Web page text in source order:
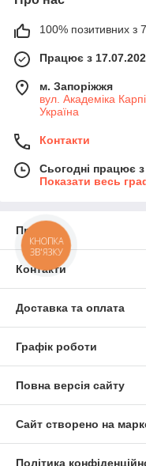
100% позитивних з
Працює з
м. Запоріжжя
вул. Академіка
Україна
Контакти
Сьогодні працює
Показати весь
Про нас
Контакти
Доставка та оплата
Графік роботи
Повна версія сайту
Сайт створено на
Політика
КНОПКА
ЗВ'ЯЗКУ